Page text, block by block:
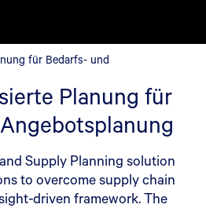
Bedarfs- und Angebotsplanung
für Bedarfs- und
Planung für
Supply Planning solution
to overcome supply chain
driven framework. The